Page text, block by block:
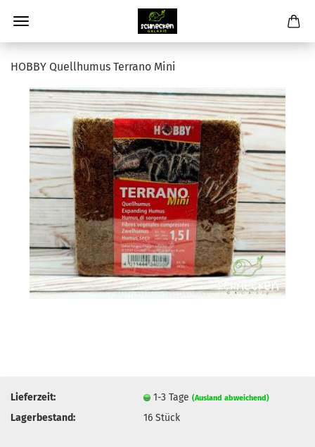
HOBBY Quellhumus Terrano Mini
Lieferzeit: 1-3 Tage(Ausland abweichend)
Lagerbestand: 16Stück